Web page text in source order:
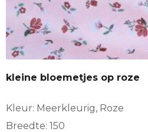
kleine bloemetjes op roze
Kleur: Meerkleurig, Roze
Breedte: 150